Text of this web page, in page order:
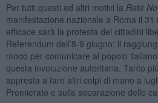
Per tutti questi ed altri motivi la Rete
manifestazione nazionale a Roma il
efficace sarà la protesta dei cittadini
Referendum dell’8-9 giugno: il
modo per comunicare al popolo
questa involuzione autoritaria. Tanto
appresta a fare altri colpi di mano a
Premierato e sulla separazione delle